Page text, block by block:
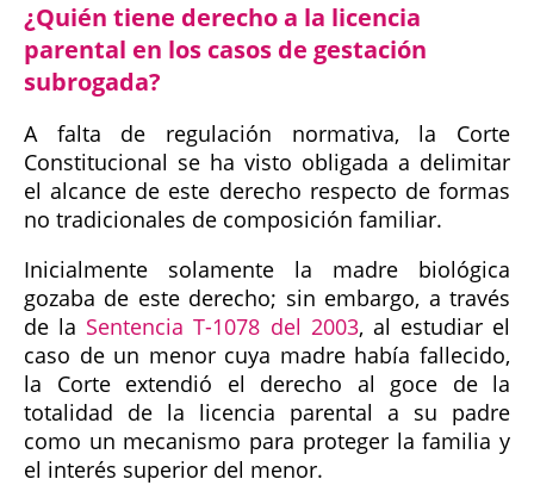
¿Quién tiene derecho a la licencia
parental en los casos de gestación
subrogada?
A falta de regulación normativa, la Corte
Constitucional se ha visto obligada a delimitar
el alcance de este derecho respecto de formas
no tradicionales de composición familiar.
Inicialmente solamente la madre biológica
gozaba de este derecho; sin embargo, a través
de la Sentencia T-1078 del 2003, al estudiar el
caso de un menor cuya madre había fallecido,
la Corte extendió el derecho al goce de la
totalidad de la licencia parental a su padre
como un mecanismo para proteger la familia y
el interés superior del menor.